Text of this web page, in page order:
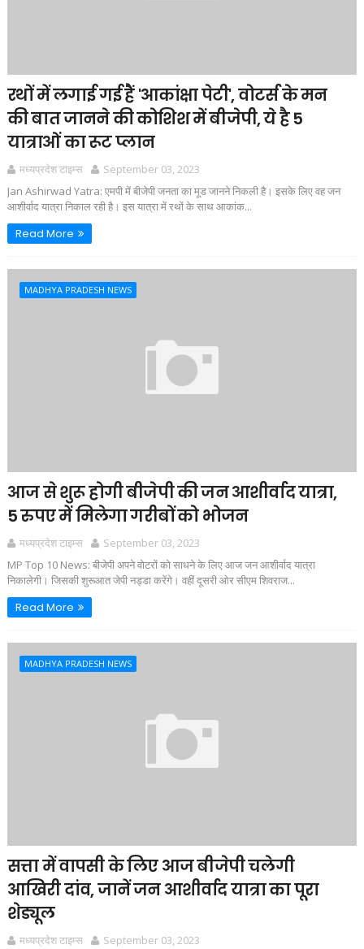
रथों में लगाई गई हैं 'आकांक्षा पेटी', वोटर्स के मन
की बात जानने की कोशिश में बीजेपी, ये है 5
यात्राओं का रूट प्लान
मध्यप्रदेश टाइम्स
September 03, 2023
Jan Ashirwad Yatra: एमपी में बीजेपी जनता का मूड जानने निकली है। इसके लिए वह जन
आशीर्वाद यात्रा निकाल रही है। इस यात्रा में रथों के साथ आकांक...
Read More
MADHYA PRADESH NEWS
आज से शुरू होगी बीजेपी की जन आशीर्वाद यात्रा,
5 रुपए में मिलेगा गरीबों को भोजन
मध्यप्रदेश टाइम्स
September 03, 2023
MP Top 10 News: बीजेपी अपने वोटरों को साधने के लिए आज जन आशीर्वाद यात्रा
निकालेगी। जिसकी शुरूआत जेपी नड्डा करेंगे। वहीं दूसरी ओर सीएम शिवराज...
Read More
MADHYA PRADESH NEWS
सत्ता में वापसी के लिए आज बीजेपी चलेगी
आखिरी दांव, जानें जन आशीर्वाद यात्रा का पूरा
शेड्यूल
मध्यप्रदेश टाइम्स
September 03, 2023